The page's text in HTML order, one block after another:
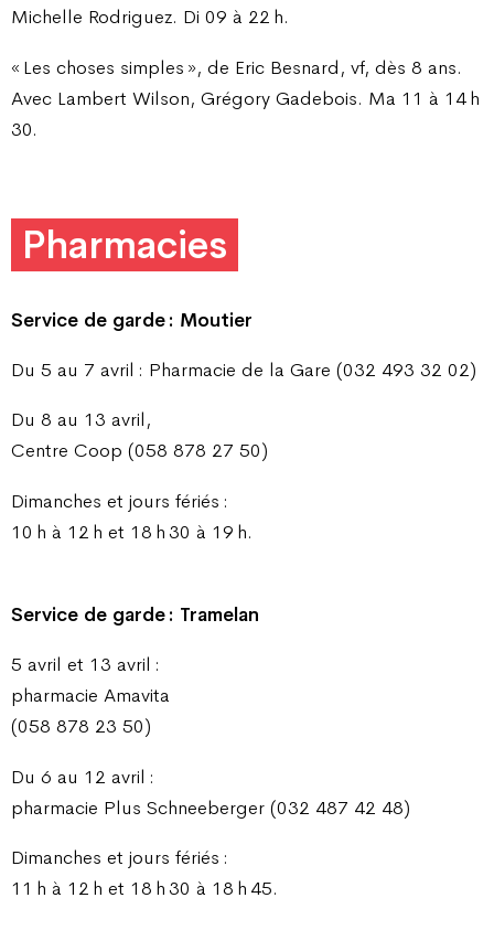
Michelle Rodriguez. Di 09 à 22 h.
« Les choses simples », de Eric Besnard, vf, dès 8 ans.
Avec Lambert Wilson, Grégory Gadebois. Ma 11 à 14 h
30.
Pharmacies
Service de garde : Moutier
Du 5 au 7 avril : Pharmacie de la Gare (032 493 32 02)
Du 8 au 13 avril,
Centre Coop (058 878 27 50)
Dimanches et jours fériés :
10 h à 12 h et 18 h 30 à 19 h.
Service de garde : Tramelan
5 avril et 13 avril :
pharmacie Amavita
(058 878 23 50)
Du 6 au 12 avril :
pharmacie Plus Schneeberger (032 487 42 48)
Dimanches et jours fériés :
11 h à 12 h et 18 h 30 à 18 h 45.